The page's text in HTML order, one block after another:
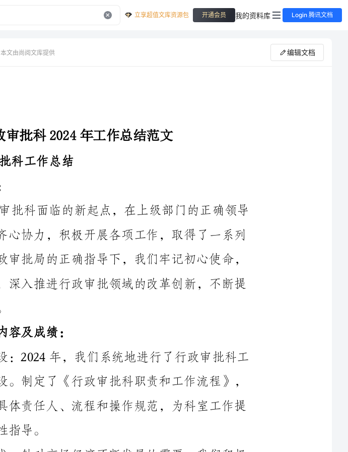
立享超值文库资源包 开通会员 我的资料库 Login 腾讯文档
本文由尚阅文库提供 编辑文档
理服务，提供了在线申请、材料上传、进度查询等便民措施，有
重要成绩。在市行政审批局的正确指导下，我们牢记初心使命，
紧紧围绕中心工作，深入推进行政审批领域的改革创新，不断提
1.加强制度建设：2024年，我们系统地进行了行政审批科工
2.改进服务模式：针对市场经济不断发展的需要，我们积极
探索审批便民化、简化流程、优化服务的新模式。推行了网上办